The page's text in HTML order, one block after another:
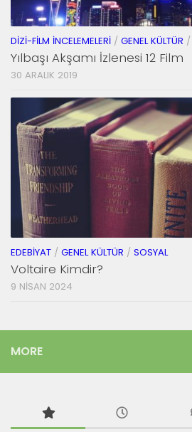
DIZI-FILM İNCELEMELERI / GENEL KÜLTÜR /
Yılbaşı Akşamı İzlenesi 12 Film
30 ARALIK 2019
EDEBIYAT / GENEL KÜLTÜR / SOSYAL
Voltaire Kimdir?
9 NISAN 2024
MORE